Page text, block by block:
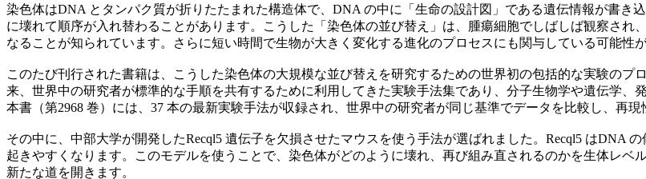
染色体はDNA とタンパク質が折りたたまれた構造体で、DNA の中に「生命の設計図」である遺伝情報が書き
に壊れて順序が入れ替わることがあります。こうした「染色体の並び替え」は、腫瘍細胞でしばしば観察さ
なることが知られています。さらに短い時間で生物が大きく変化する進化のプロセスにも関与している可能性
このたび刊行された書籍は、こうした染色体の大規模な並び替えを研究するための世界初の包括的な実験のプ
来、世界中の研究者が標準的な手順を共有するために利用してきた実験手法集であり、分子生物学や遺伝学、
本書（第2968 巻）には、37 本の最新実験手法が収録され、世界中の研究者が同じ基準でデータを比較し、再
その中に、中部大学が開発したRecql5 遺伝子を欠損させたマウスを使う手法が選ばれました。Recql5 はDNA
起きやすくなります。このモデルを使うことで、染色体がどのように壊れ、再び組み直されるのかを生体レ
新たな道を開きます。